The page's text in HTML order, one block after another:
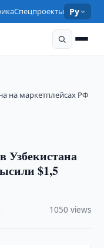
Спецпроекты Ру
на маркетплейсах РФ
Узбекистана
$1,5
1050 views